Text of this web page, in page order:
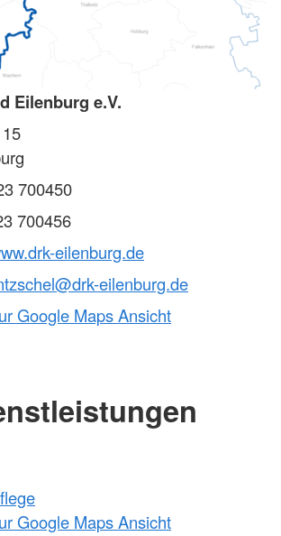
Eilenburg e.V.
700450
700456
eilenburg.de
eilenburg.de
Google Maps Ansicht
Google Maps Ansicht